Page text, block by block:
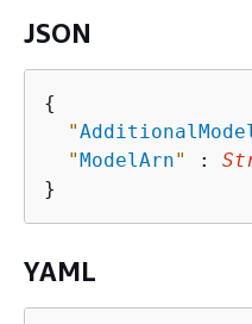
JSON
{
"
"ModelArn" :
YAML